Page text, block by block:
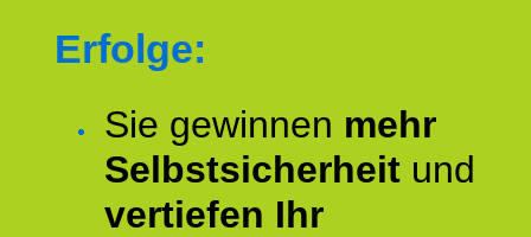
Erfolge:
Sie gewinnen mehr
Selbstsicherheit und
vertiefen Ihr